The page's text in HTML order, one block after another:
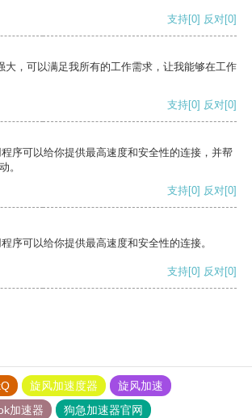
支持[0] 反对[0]
大，可以满足我所有的工作需求，让我能够在工作
支持[0] 反对[0]
序可以给你提供最高速度和安全性的连接，并帮
。
支持[0] 反对[0]
序可以给你提供最高速度和安全性的连接。
支持[0] 反对[0]
旋风加速度器
旋风加速
加速器
狗急加速器官网